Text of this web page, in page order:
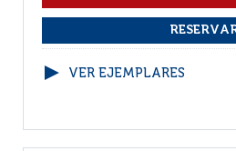
VER EJEMPLARES